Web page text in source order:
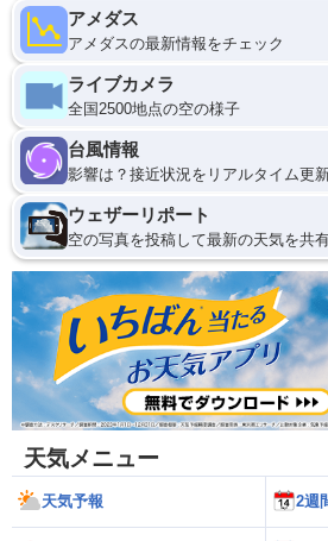
アメダス
アメダスの最新情報をチェック
ライブカメラ
全国2500地点の空の様子
台風情報
影響は？接近状況をリアルタイム更
ウェザーリポート
空の写真を投稿して最新の天気を共
天気メニュー
天気予報 2週